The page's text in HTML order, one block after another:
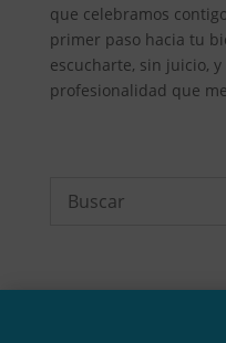
que celebramos
primer paso hacia tu
escucharte, sin juicio,
profesionalidad que